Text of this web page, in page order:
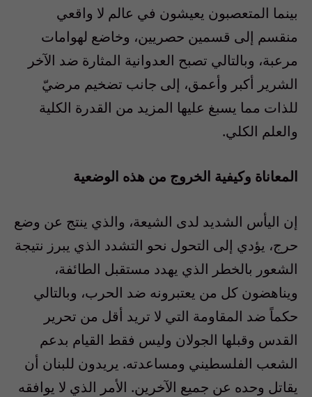
بينما المتعصبون يعيشون في عالم لا واقعي
منقسم إلى قسمين حصريين، وخاضع لهوامات
مرعبة، وبالتالي تصبح العدوانية المثارة ضد الآخر
الشرير أكبر وأعمق، إلى جانب تضخيم مرضيّ
للذات مما يسبغ عليها المزيد من القدرة الكلية
والعلم الكلي.
المعاناة وكيفية الخروج من هذه الوضعية
إن اليأس الشديد لدى الشيعة، والذي ينتج عن وضع
حرج، يؤدي إلى التحول نحو التشدد الذي يبرز نتيجة
الشعور بالخطر الذي يهدد مستقبل الطائفة،
ويناهضون كل من يعتبرونه ضد الحرب، وبالتالي
حكماً ضد المقاومة التي لا تريد أقل من تحرير
القدس وقبلها الجولان وليس فقط القيام بدعم
الشعب الفلسطيني ومساعدته. يريدون للبنان أن
يقاتل وحده عن جميع الآخرين. الأمر الذي لا يوافقه